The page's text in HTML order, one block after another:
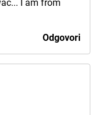
Odgovori